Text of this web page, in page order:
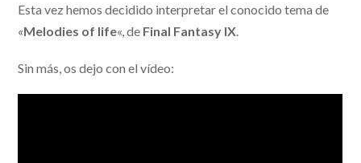
Esta vez hemos decidido interpretar el conocido tema de
«Melodies of life«, de Final Fantasy IX
Sin más, os dejo con el vídeo: